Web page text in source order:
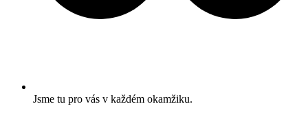
Jsme tu pro vás v každém okamžiku.